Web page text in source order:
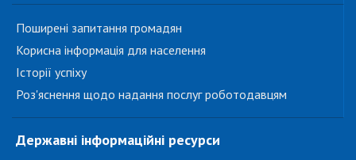
Поширені запитання громадян
Корисна інформація для населення
Історії успіху
Роз'яснення щодо надання послуг роботодавцям
Державні інформаційні ресурси